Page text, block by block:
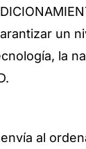
un
la
al